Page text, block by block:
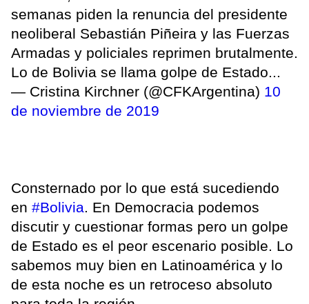
semanas piden la renuncia del presidente
neoliberal Sebastián Piñeira y las Fuerzas
Armadas y policiales reprimen brutalmente.
Lo de Bolivia se llama golpe de Estado...
— Cristina Kirchner (@CFKArgentina) 10
de noviembre de 2019
Consternado por lo que está sucediendo
en #Bolivia. En Democracia podemos
discutir y cuestionar formas pero un golpe
de Estado es el peor escenario posible. Lo
sabemos muy bien en Latinoamérica y lo
de esta noche es un retroceso absoluto